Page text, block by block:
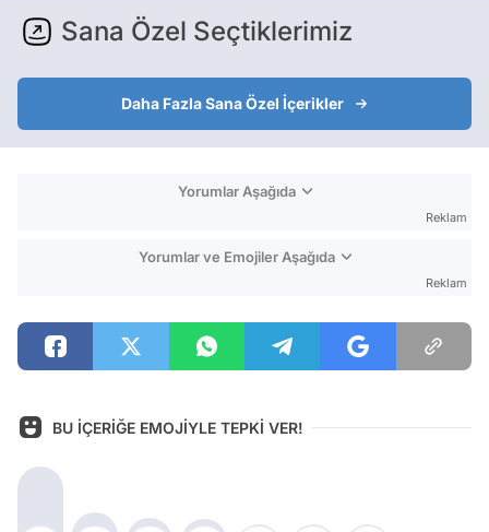
Sana Özel Seçtiklerimiz
Daha Fazla Sana Özel İçerikler
Yorumlar Aşağıda
Reklam
Yorumlar ve Emojiler Aşağıda
Reklam
BU İÇERİĞE EMOJİYLE TEPKİ VER!